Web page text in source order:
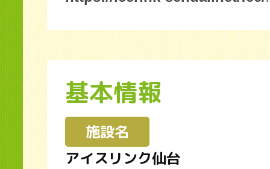
基本情報
施設名
アイスリンク仙台